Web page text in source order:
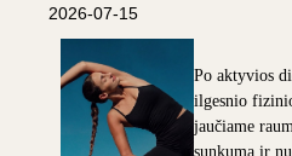
2026-07-15
Po aktyvios
ilgesnio
jaučiame
sunkumą ir